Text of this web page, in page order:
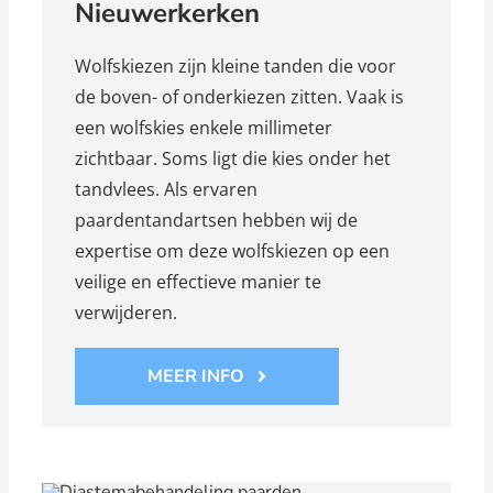
Nieuwerkerken
Wolfskiezen zijn kleine tanden die voor
de boven- of onderkiezen zitten. Vaak is
een wolfskies enkele millimeter
zichtbaar. Soms ligt die kies onder het
tandvlees. Als ervaren
paardentandartsen hebben wij de
expertise om deze wolfskiezen op een
veilige en effectieve manier te
verwijderen.
MEER INFO